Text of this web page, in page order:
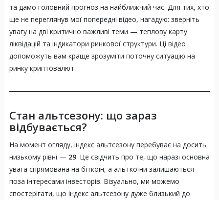
та дамо головний прогноз на найближчий час. Для тих, хто
ще не переглянув мої попередні відео, нагадую: зверніть
увагу на дві критично важливі теми — теплову карту
ліквідацій та індикатори ринкової структури. Ці відео
допоможуть вам краще зрозуміти поточну ситуацію на
ринку криптовалют.
Стан альтсезону: що зараз
відбувається?
На момент огляду, індекс альтсезону перебуває на досить
низькому рівні — 29. Це свідчить про те, що наразі основна
увага спрямована на біткоін, а альткоїни залишаються
поза інтересами інвесторів. Візуально, ми можемо
спостерігати, що індекс альтсезону дуже близький до